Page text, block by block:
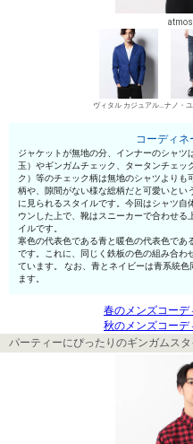
ヴィタル カジュアルジャケット
コーディネ
ジャケットが無地の分、インナーのシャツ
玉）やギンガムチェック、タータンチェッ
ク）等のチェック柄は無地のシャツより
柄や、隙間がない様な総柄だと可愛いとい
に見られるスタイルです。今回はシャツ
ウンした上で、靴はスニーカーで合わせる
イルです。
寒色の代表色である青と暖色の代表色であ
です。これに、同じく鉄板の色の組み合わ
ています。 なお、青とネイビーは青系統
ます。
春のメンズコーデ
秋のメンズコーデ
パーティーにぴったりのギンガムス